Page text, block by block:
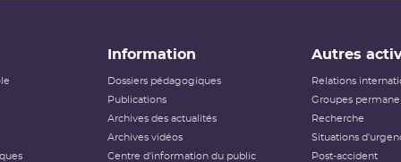
Information
Dossiers pédagogiques
Publications
Archives des actualités
Archives vidéos
Centre d'information du public
Autres
Relations
Groupes
Recherche
Situations
Post-accident